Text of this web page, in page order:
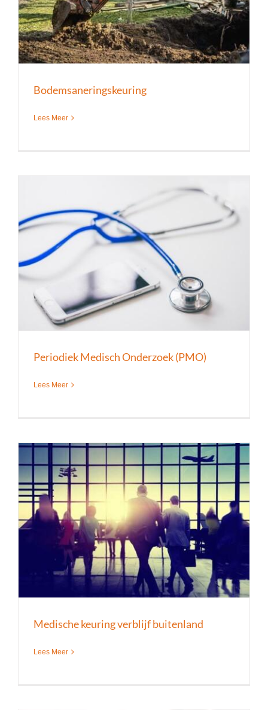
Bodemsaneringskeuring
Lees Meer
Periodiek Medisch Onderzoek (PMO)
Lees Meer
Medische keuring verblijf buitenland
Lees Meer